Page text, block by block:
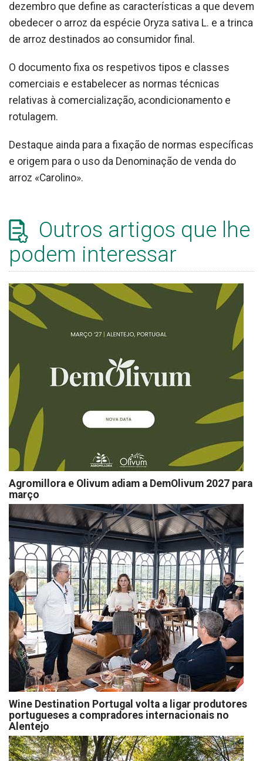
dezembro que define as características a que devem
obedecer o arroz da espécie Oryza sativa L. e a trinca
de arroz destinados ao consumidor final.
O documento fixa os respetivos tipos e classes
comerciais e estabelecer as normas técnicas
relativas à comercialização, acondicionamento e
rotulagem.
Destaque ainda para a fixação de normas específicas
e origem para o uso da Denominação de venda do
arroz «Carolino».
Outros artigos que lhe
podem interessar
Agromillora e Olivum adiam a DemOlivum 2027 para
março
Wine Destination Portugal volta a ligar produtores
portugueses a compradores internacionais no
Alentejo